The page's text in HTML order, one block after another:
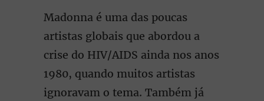
Madonna é uma das poucas
artistas globais que abordou a
crise do HIV/AIDS ainda nos anos
1980, quando muitos artistas
ignoravam o tema. Também já